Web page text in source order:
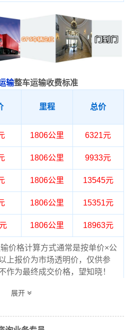
输整车运输收费标准
里程 总价
1806公里 6321元
1806公里 9933元
1806公里 13545元
1806公里 15351元
1806公里 18963元
价格计算方式通常是按单价×公
上报价为市场透明价，仅供参
作为最终成交价格，望知晓！
展开